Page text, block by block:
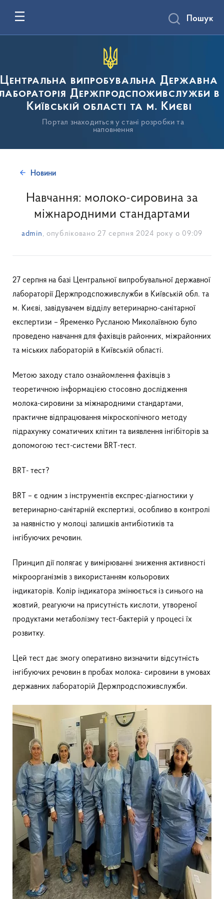
Центральна випробувальна Державна
Держпродспоживслужби в
Київській області та м. Києві
Портал знаходиться у стані розробки та
наповнення
Пошук
Новини
Навчання: молоко-сировина за
міжнародними стандартами
admin , опубліковано 27 серпня 2024 року о 09:09
27 серпня на базі Центральної випробувальної державної
лабораторії Держпродспоживслужби в Київській обл. та
м. Києві, завідувачем відділу ветеринарно-санітарної
експертизи – Яременко Русланою Миколаївною було
проведено навчання для фахівців районних, міжрайонних
та міських лабораторій в Київській області.
Метою заходу стало ознайомлення фахівців з
теоретичною інформацією стосовно дослідження
молока-сировини за міжнародними стандартами,
практичне відпрацювання мікроскопічного методу
підрахунку соматичних клітин та виявлення інгібіторів за
допомогою тест-системи BRT-тест.
BRT- тест?
BRT – є одним з інструментів експрес-діагностики у
ветеринарно-санітарній експертизі, особливо в контролі
за наявністю у молоці залишків антибіотиків та
інгібуючих речовин.
Принцип дії полягає у вимірюванні зниження активності
мікроорганізмів з використанням кольорових
індикаторів. Колір індикатора змінюється із синього на
жовтий, реагуючи на присутність кислоти, утвореної
продуктами метаболізму тест-бактерій у процесі їх
розвитку.
Цей тест дає змогу оперативно визначити відсутність
інгібуючих речовин в пробах молока- сировини в умовах
державних лабораторій Держпродспоживслужби.